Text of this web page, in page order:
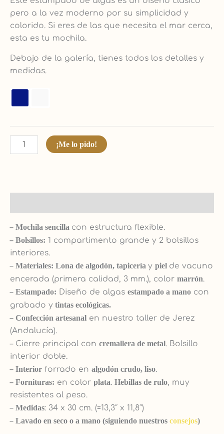
pero a la vez moderno por su simplicidad y
colorido. Si eres de las que necesita el mar cerca,
esta es tu mochila.
Debajo de la galería, tienes todos los detalles y
medidas.
¡Me lo pido!
– Mochila sencilla con estructura flexible.
– Bolsillos: 1 compartimento grande y 2 bolsillos
interiores.
– Materiales: Lona de algodón, tapicería y piel de vacuno
encerada (primera calidad, 3 mm.), color marrón.
– Estampado: Diseño de algas estampado a mano con
grabado y tintas ecológicas.
– Confección artesanal en nuestro taller de Jerez
(Andalucía).
– Cierre principal con cremallera de metal. Bolsillo
interior doble.
– Interior forrado en algodón crudo, liso.
– Fornituras: en color plata. Hebillas de rulo, muy
resistentes al peso.
– Medidas: 34 x 30 cm. (=13,3″ x 11,8″)
– Lavado en seco o a mano (siguiendo nuestros consejos)